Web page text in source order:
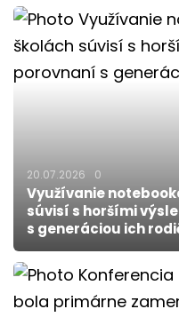
20.07.2026 0
Využívanie
súvisí s horšími
s generáciou ich